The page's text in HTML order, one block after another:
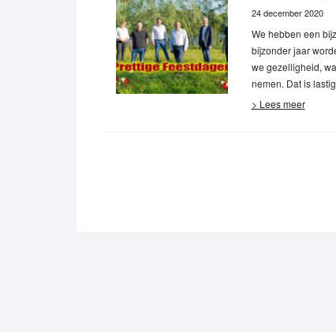
24 december 2020
We hebben een
bijzonder jaar
we gezelligheid,
nemen. Dat is
> Lees meer